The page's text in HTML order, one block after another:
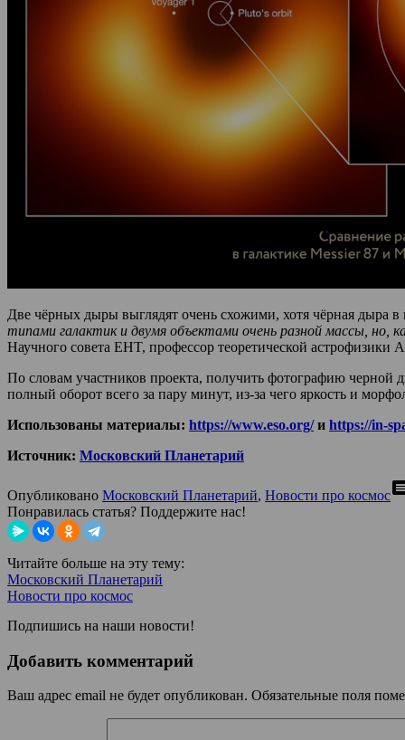
Две чёрных дыры выглядят очень схожими, хотя чёрная дыра
типами галактик и двумя объектами очень разной массы,
Научного совета EHT, профессор теоретической астрофизики
По словам участников проекта, получить фотографию
полный оборот всего за пару минут, из-за чего яркость и
Использованы материалы: https://www.eso.org/и https://in-
Источник: Московский Планетарий
Опубликовано Московский Планетарий, Новости про космос
Понравилась статья? Поддержите нас!
Читайте больше на эту тему:
Московский Планетарий
Новости про космос
Подпишись на наши новости!
Добавить комментарий
Ваш адрес email не будет опубликован. Обязательные поля